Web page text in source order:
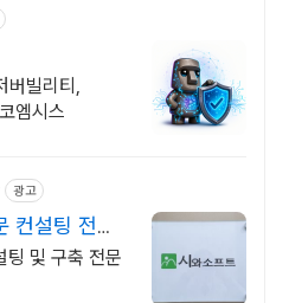
버빌리티,
엠시스
광고
컨설팅 전문
및 구축 전문